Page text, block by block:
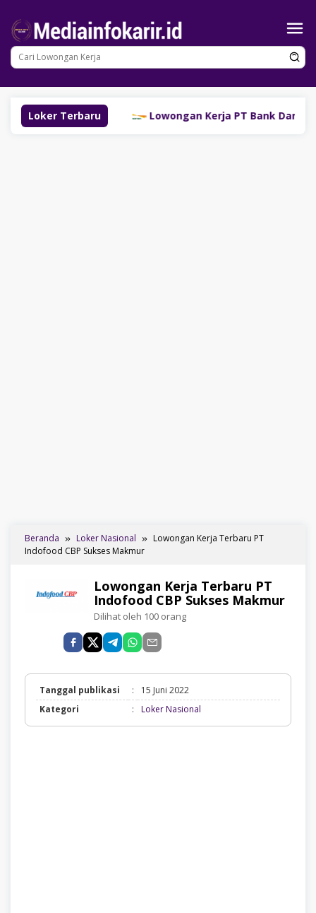
konten
Loker Terbaru
(SM Group) Lowongan Kerja PT Bank Danamon
Beranda Loker Nasional
Lowongan Kerja Terbaru PT
Indofood CBP Sukses Makmur
Lowongan Kerja Terbaru PT
Indofood CBP Sukses Makmur
Dilihat oleh 100 orang
Tanggal publikasi :
15 Juni 2022
Kategori
: Loker Nasional